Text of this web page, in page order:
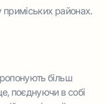
приміських районах.
більш
поєднуючи в собі